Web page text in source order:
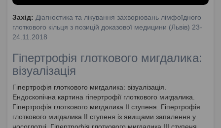
Захід: Діагностика та лікування захворювань лімфоїдного
глоткового кільця з позицій доказової медицини (Львів) 23-
24.11.2018
Гіпертрофія глоткового мигдалика:
візуалізація
Гіпертрофія глоткового мигдалика: візуалізація.
Ендоскопічна картина гіпертрофії глоткового мигдалика.
Гіпертрофія глоткового мигдалика ІІ ступеня. Гіпертрофія
глоткового мигдалика ІІ ступеня із явищами запалення у